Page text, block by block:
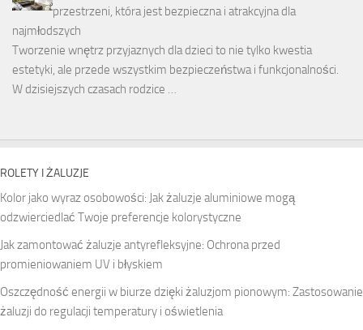
przestrzeni, która jest bezpieczna i atrakcyjna dla
najmłodszych
Tworzenie wnętrz przyjaznych dla dzieci to nie tylko kwestia
estetyki, ale przede wszystkim bezpieczeństwa i funkcjonalności.
W dzisiejszych czasach rodzice …
ROLETY I ŻALUZJE
Kolor jako wyraz osobowości: Jak żaluzje aluminiowe mogą
odzwierciedlać Twoje preferencje kolorystyczne
Jak zamontować żaluzje antyrefleksyjne: Ochrona przed
promieniowaniem UV i błyskiem
Oszczędność energii w biurze dzięki żaluzjom pionowym: Zastosowanie
żaluzji do regulacji temperatury i oświetlenia